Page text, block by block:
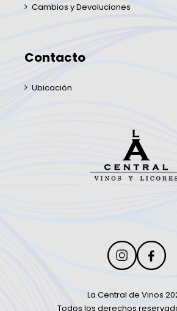
Cambios y Devoluciones
Contacto
Ubicación
La Central de Vinos
Todos los derechos